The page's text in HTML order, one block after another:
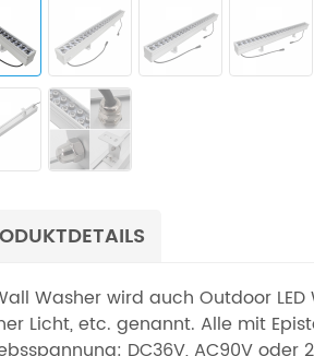
Washer wird auch Outdoor
Licht, etc. genannt. Alle mit